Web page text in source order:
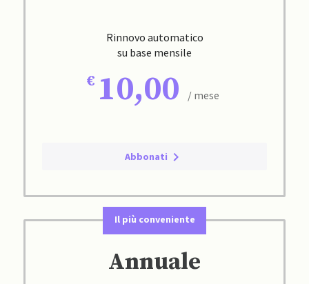
Rinnovo automatico
su base mensile
10,00 / mese
Abbonati
Il più conveniente
Annuale